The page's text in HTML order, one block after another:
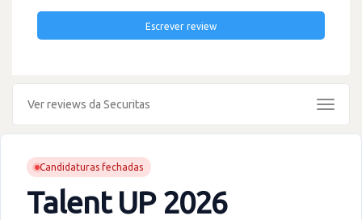
Escrever review
Ver reviews da Securitas
Toggle
Candidaturas fechadas
Talent UP 2026